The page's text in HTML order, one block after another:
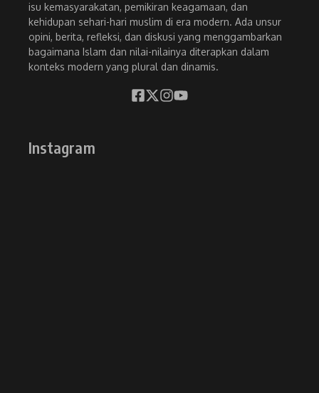
isu kemasyarakatan, pemikiran keagamaan, dan
kehidupan sehari-hari muslim di era modern. Ada unsur
opini, berita, refleksi, dan diskusi yang menggambarkan
bagaimana Islam dan nilai-nilainya diterapkan dalam
konteks modern yang plural dan dinamis.
Instagram